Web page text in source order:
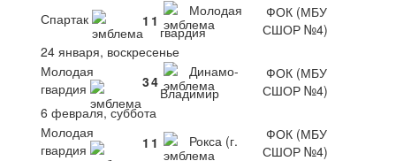
Спартак
1 1
Молодая
гвардия
ФОК (МБУ
СШОР №4)
24 января, воскресенье
Молодая
гвардия
34
Динамо-
Владимир
ФОК (МБУ
СШОР №4)
6 февраля, суббота
Молодая
гвардия
1 1 Рокса (г.
ФОК (МБУ
СШОР №4)